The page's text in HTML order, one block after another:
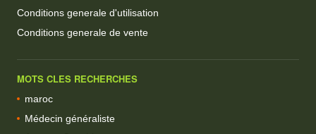
Conditions generale d'utilisation
Conditions generale de vente
MOTS CLES RECHERCHES
maroc
Médecin généraliste